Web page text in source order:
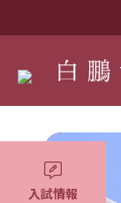
入試情報